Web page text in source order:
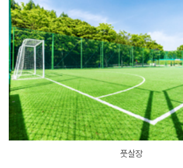
풋살장